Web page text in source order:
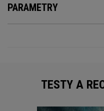
PARAMETRY
TESTY A